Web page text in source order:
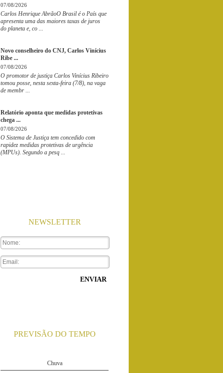
07/08/2026
Carlos Henrique AbrãoO Brasil é o País que
apresenta uma das maiores taxas de juros
do planeta e, co ...
Novo conselheiro do CNJ, Carlos Vinícius
Ribe ...
07/08/2026
O promotor de justiça Carlos Vinícius Ribeiro
tomou posse, nesta sexta-feira (7/8), na vaga
de membr ...
Relatório aponta que medidas protetivas
chega ...
07/08/2026
O Sistema de Justiça tem concedido com
rapidez medidas protetivas de urgência
(MPUs). Segundo a pesq ...
NEWSLETTER
ENVIAR
PREVISÃO DO TEMPO
Segunda-feira - Rio de Janeiro...